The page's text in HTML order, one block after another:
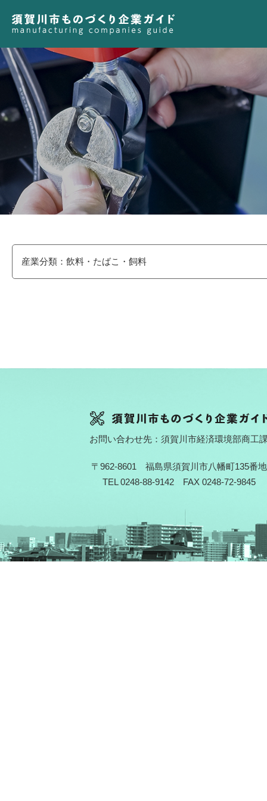
産業分類：飲料・たばこ・飼料
お問い合わせ先：須賀川市経済環境部商工
〒962-8601 福島県須賀川市八幡町135番地
TEL 0248-88-9142 FAX 0248-72-9845